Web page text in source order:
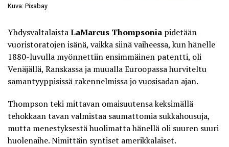
Kuva: Pixabay
YhdysvaltalaistaLaMarcus Thompsonia pidetään
vuoristoratojen isänä, vaikka siinä vaiheessa, kun hänelle
1880-luvulla myönnettiin ensimmäinen patentti, oli
Venäjällä, Ranskassa ja muualla Euroopassa hurviteltu
samantyyppisissä rakennelmissa jo vuosisadan ajan.
Thompson teki mittavan omaisuutensa keksimällä
tehokkaan tavan valmistaa saumattomia sukkahousuja,
mutta menestyksestä huolimatta hänellä oli suuren suuri
huolenaihe. Nimittäin syntiset amerikkalaiset.